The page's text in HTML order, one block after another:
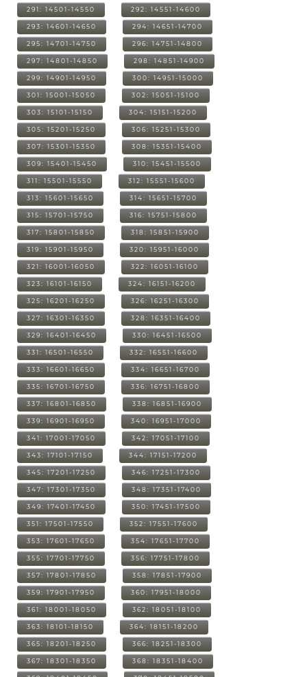
291: 14501-14550 292: 14551-14600
293: 14601-14650 294: 14651-14700
295: 14701-14750 296: 14751-14800
297: 14801-14850 298: 14851-14900
299: 14901-14950 300: 14951-15000
301: 15001-15050 302: 15051-15100
303: 15101-15150 304: 15151-15200
305: 15201-15250 306: 15251-15300
307: 15301-15350 308: 15351-15400
309: 15401-15450 310: 15451-15500
311: 15501-15550 312: 15551-15600
313: 15601-15650 314: 15651-15700
315: 15701-15750 316: 15751-15800
317: 15801-15850 318: 15851-15900
319: 15901-15950 320: 15951-16000
321: 16001-16050 322: 16051-16100
323: 16101-16150 324: 16151-16200
325: 16201-16250 326: 16251-16300
327: 16301-16350 328: 16351-16400
329: 16401-16450 330: 16451-16500
331: 16501-16550 332: 16551-16600
333: 16601-16650 334: 16651-16700
335: 16701-16750 336: 16751-16800
337: 16801-16850 338: 16851-16900
339: 16901-16950 340: 16951-17000
341: 17001-17050 342: 17051-17100
343: 17101-17150 344: 17151-17200
345: 17201-17250 346: 17251-17300
347: 17301-17350 348: 17351-17400
349: 17401-17450 350: 17451-17500
351: 17501-17550 352: 17551-17600
353: 17601-17650 354: 17651-17700
355: 17701-17750 356: 17751-17800
357: 17801-17850 358: 17851-17900
359: 17901-17950 360: 17951-18000
361: 18001-18050 362: 18051-18100
363: 18101-18150 364: 18151-18200
365: 18201-18250 366: 18251-18300
367: 18301-18350 368: 18351-18400